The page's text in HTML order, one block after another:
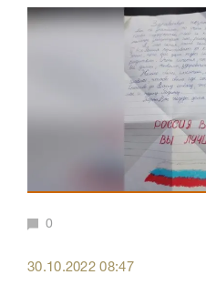
0
30.10.2022 08:47